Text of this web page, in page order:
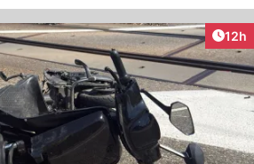
12h